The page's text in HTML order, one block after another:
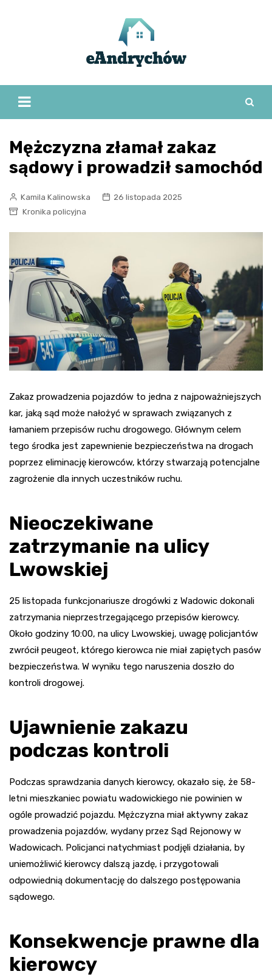
Mężczyzna złamał zakaz
sądowy i prowadził samochód
Kamila Kalinowska
26 listopada 2025
Kronika policyjna
Zakaz prowadzenia pojazdów to jedna z najpoważniejszych
kar, jaką sąd może nałożyć w sprawach związanych z
łamaniem przepisów ruchu drogowego. Głównym celem
tego środka jest zapewnienie bezpieczeństwa na drogach
poprzez eliminację kierowców, którzy stwarzają potencjalne
zagrożenie dla innych uczestników ruchu.
Nieoczekiwane
zatrzymanie na ulicy
Lwowskiej
25 listopada funkcjonariusze drogówki z Wadowic dokonali
zatrzymania nieprzestrzegającego przepisów kierowcy.
Około godziny 10:00, na ulicy Lwowskiej, uwagę policjantów
zwrócił peugeot, którego kierowca nie miał zapiętych pasów
bezpieczeństwa. W wyniku tego naruszenia doszło do
kontroli drogowej.
Ujawnienie zakazu
podczas kontroli
Podczas sprawdzania danych kierowcy, okazało się, że 58-
letni mieszkaniec powiatu wadowickiego nie powinien w
ogóle prowadzić pojazdu. Mężczyzna miał aktywny zakaz
prowadzenia pojazdów, wydany przez Sąd Rejonowy w
Wadowicach. Policjanci natychmiast podjęli działania, by
uniemożliwić kierowcy dalszą jazdę, i przygotowali
odpowiednią dokumentację do dalszego postępowania
sądowego.
Konsekwencje prawne dla
kierowcy